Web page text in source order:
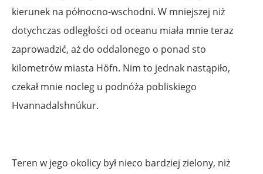
kierunek na północno-wschodni. W mniejszej niż
dotychczas odległości od oceanu miała mnie teraz
zaprowadzić, aż do oddalonego o ponad sto
kilometrów miasta Höfn. Nim to jednak nastąpiło,
czekał mnie nocleg u podnóża pobliskiego
Hvannadalshnúkur.
Teren w jego okolicy był nieco bardziej zielony, niż